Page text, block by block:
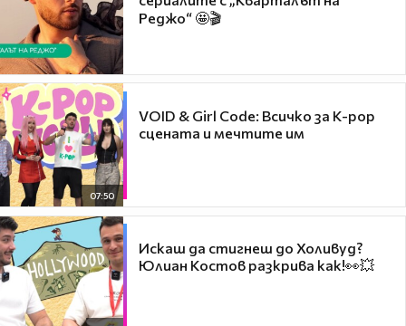
Реджо“ 🤩🎬
07:50
VOID & Girl Code: Всичко за K-pop
сцената и мечтите им
Искаш да стигнеш до Холивуд?
Юлиан Костов разкрива как!👀💥